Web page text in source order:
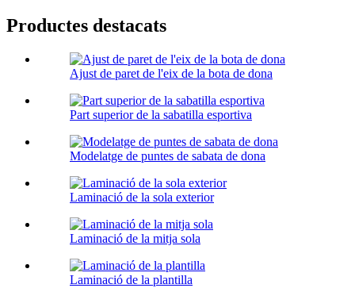
Productes destacats
Ajust de paret de l'eix de la bota de dona
Part superior de la sabatilla esportiva
Modelatge de puntes de sabata de dona
Laminació de la sola exterior
Laminació de la mitja sola
Laminació de la plantilla